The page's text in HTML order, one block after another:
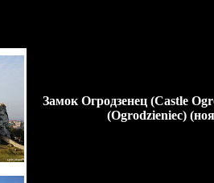
Замок Огродзенец (Castle
(Ogrodzieniec)